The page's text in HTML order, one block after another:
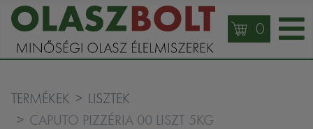
0
TERMÉKEK LISZTEK
CAPUTO PIZZÉRIA 00 LISZT 5KG